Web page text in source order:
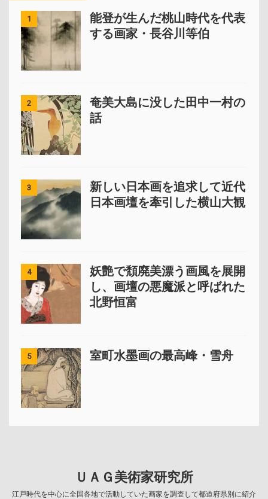
1
能登が生んだ桃山時代を代表
する画家・長谷川等伯
2
奄美大島に没した田中一村の
話
3
新しい日本画を追求して近代
日本画壇を牽引した横山大観
4
妖艶で頽廃美漂う画風を展開
し、画壇の悪魔派と呼ばれた
北野恒富
5 室町水墨画の最高峰・雪舟
ＵＡＧ美術家研究所
江戸時代を中心に全国各地で活動していた画家を調査して都道府県別に紹介